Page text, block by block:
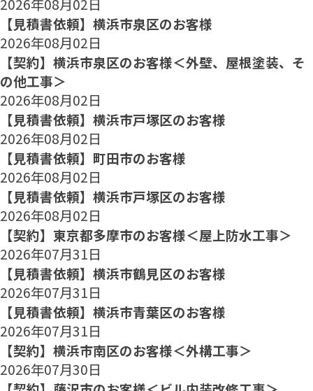
2026年08月02日
【見積書依頼】横浜市泉区のお客様
2026年08月02日
【契約】横浜市泉区のお客様＜外壁、屋根塗装、そ
の他工事＞
2026年08月02日
【見積書依頼】横浜市戸塚区のお客様
2026年08月02日
【見積書依頼】町田市のお客様
2026年08月02日
【見積書依頼】横浜市戸塚区のお客様
2026年08月02日
【契約】東京都多摩市のお客様＜屋上防水工事＞
2026年07月31日
【見積書依頼】横浜市鶴見区のお客様
2026年07月31日
【見積書依頼】横浜市青葉区のお客様
2026年07月31日
【契約】横浜市南区のお客様＜外構工事＞
2026年07月30日